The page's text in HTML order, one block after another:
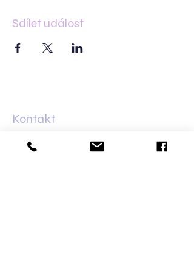
Sdílet událost
Kontakt
Minská 83